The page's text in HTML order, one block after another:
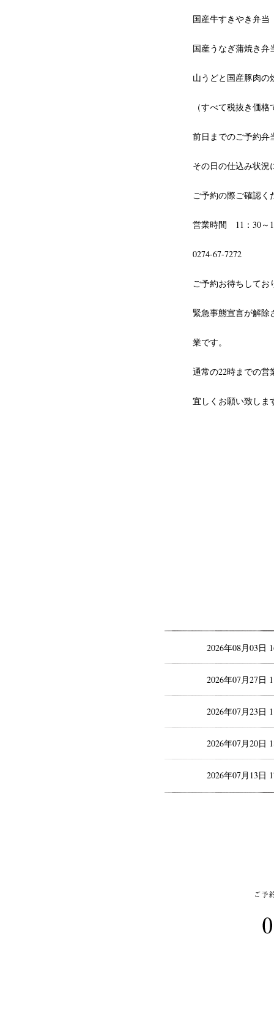
国産牛すきやき弁
国産うなぎ蒲焼き
山うどと国産豚肉
（すべて税抜き価格
前日までのご予約弁
その日の仕込み状況
ご予約の際ご確認く
営業時間 11：30～
0274-67-7272
ご予約お待ちしてお
緊急事態宣言が解除
業です。
通常の22時までの
宜しくお願い致しま
2026年08月03日
2026年07月27日
2026年07月23日
2026年07月20日
2026年07月13日